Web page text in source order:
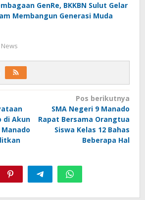
GenRe, BKKBN Sulut Gelar
Membangun Generasi Muda
di Akun
Pos berikutnya
SMA Negeri 9 Manado
Rapat Bersama Orangtua
Siswa Kelas 12 Bahas
Beberapa Hal